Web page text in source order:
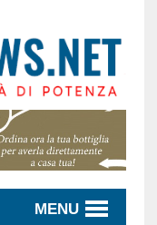
MENU